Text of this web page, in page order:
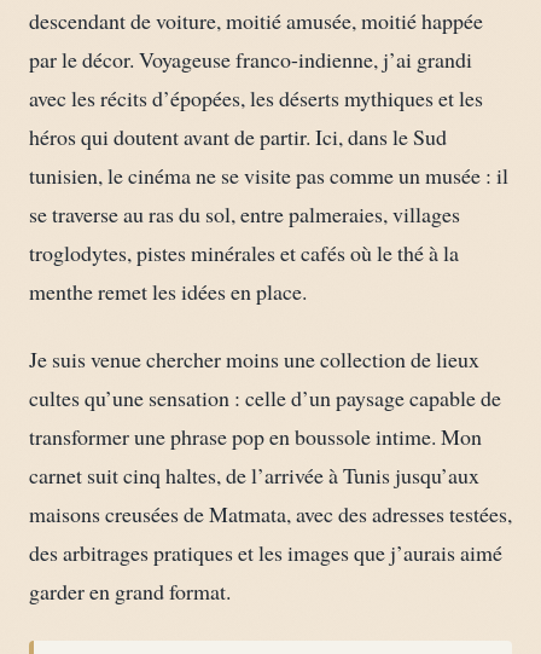
descendant de voiture, moitié amusée, moitié happée
par le décor. Voyageuse franco-indienne, j’ai grandi
avec les récits d’épopées, les déserts mythiques et les
héros qui doutent avant de partir. Ici, dans le Sud
tunisien, le cinéma ne se visite pas comme un musée : il
se traverse au ras du sol, entre palmeraies, villages
troglodytes, pistes minérales et cafés où le thé à la
menthe remet les idées en place.
Je suis venue chercher moins une collection de lieux
cultes qu’une sensation : celle d’un paysage capable de
transformer une phrase pop en boussole intime. Mon
carnet suit cinq haltes, de l’arrivée à Tunis jusqu’aux
maisons creusées de Matmata, avec des adresses testées,
des arbitrages pratiques et les images que j’aurais aimé
garder en grand format.